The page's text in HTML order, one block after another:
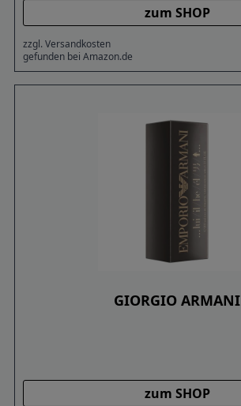
zum SHOP
zzgl. Versandkosten
gefunden bei Amazon.de
GIORGIO ARMANI
zum SHOP